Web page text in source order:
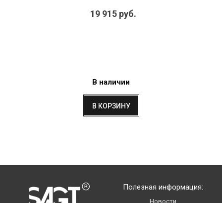
19 915 руб.
В наличии
В КОРЗИНУ
Полезная информация:
Новости